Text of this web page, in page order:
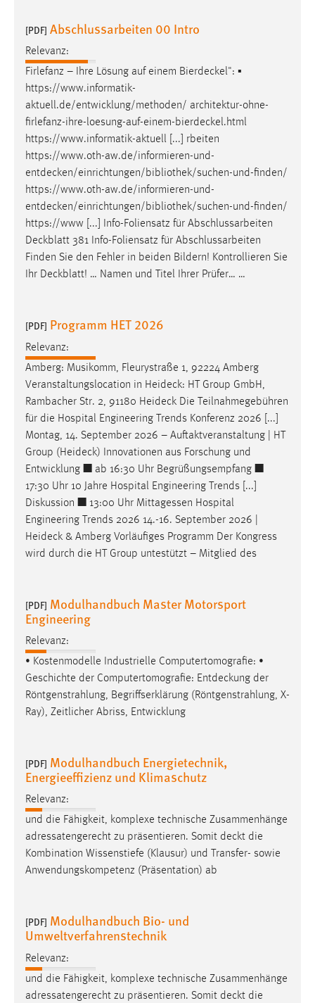
[PDF] Abschlussarbeiten 00 Intro
Relevanz:
Firlefanz – Ihre Lösung auf einem Bierdeckel": ▪
https://www.informatik-
aktuell.de/entwicklung/methoden/ architektur-ohne-
firlefanz-ihre-loesung-auf-einem-bierdeckel.html
https://www.informatik-aktuell [...] rbeiten
https://www.oth-aw.de/informieren-und-
entdecken/einrichtungen/bibliothek/suchen-und-finden/
https://www.oth-aw.de/informieren-und-
entdecken/einrichtungen/bibliothek/suchen-und-finden/
https://www [...] Info-Foliensatz für Abschlussarbeiten
Deckblatt 381 Info-Foliensatz für Abschlussarbeiten
Finden Sie den Fehler in beiden Bildern! Kontrollieren Sie
Ihr Deckblatt! … Namen und Titel Ihrer Prüfer… …
[PDF] Programm HET 2026
Relevanz:
Amberg: Musikomm, Fleurystraße 1, 92224 Amberg
Veranstaltungslocation in Heideck: HT Group GmbH,
Rambacher Str. 2, 91180 Heideck Die Teilnahmegebühren
für die Hospital Engineering Trends Konferenz 2026 [...]
Montag, 14. September 2026 – Auftaktveranstaltung | HT
Group (Heideck) Innovationen aus Forschung und
Entwicklung ■ ab 16:30 Uhr Begrüßungsempfang ■
17:30 Uhr 10 Jahre Hospital Engineering Trends [...]
Diskussion ■ 13:00 Uhr Mittagessen Hospital
Engineering Trends 2026 14.-16. September 2026 |
Heideck & Amberg Vorläufiges Programm Der Kongress
wird durch die HT Group untestützt – Mitglied des
[PDF] Modulhandbuch Master Motorsport
Engineering
Relevanz:
• Kostenmodelle Industrielle Computertomografie: •
Geschichte der Computertomografie: Entdeckung der
Röntgenstrahlung, Begriffserklärung (Röntgenstrahlung, X-
Ray), Zeitlicher Abriss, Entwicklung
[PDF] Modulhandbuch Energietechnik,
Energieeffizienz und Klimaschutz
Relevanz:
und die Fähigkeit, komplexe technische Zusammenhänge
adressatengerecht zu präsentieren. Somit deckt die
Kombination Wissenstiefe (Klausur) und Transfer- sowie
Anwendungskompetenz (Präsentation) ab
[PDF] Modulhandbuch Bio- und
Umweltverfahrenstechnik
Relevanz:
und die Fähigkeit, komplexe technische Zusammenhänge
adressatengerecht zu präsentieren. Somit deckt die
Cookie Laufzeit:
30 Tage
Chat
Name:
MibewSessionID, MIBEW_UserID, mibew_locale, mibew-
chat-frame-style-5e9dbeb1811c0446
Zweck:
Wird benötigt um die Chatfunktion nutzen zu können.
Cookie Laufzeit:
MibewSessionID, mibew-chat-frame-style-
5e9dbeb1811c0446 = Sitzungslaufzeit, mibew_locale = 3
Jahre, MIBEW_UserID = 1 Jahr
Name:
fe_user, be_user, be_lastLoginProvider
Zweck:
Dieser Cookie ist notwendig um sich an der Website
einloggen zu können.
Cookie Laufzeit:
24 Stunden
STATISTIK
Statistik Cookies erfassen Informationen anonym.
Diese Informationen helfen uns zu verstehen, wie
Matomo
_pk_ref, _pk_cvar, _pk_id, _pk_ses
Zweck:
Cookie Laufzeit:
MARKETING
Marketing Cookies werden von Drittanbietern
verwendet, um personalisierte Werbung anzuzeigen.
Sie tun dies, indem sie Besucher über Websites
hinweg verfolgen.
Name:
_gcl_au
Anbieter:
Google Ireland Limited